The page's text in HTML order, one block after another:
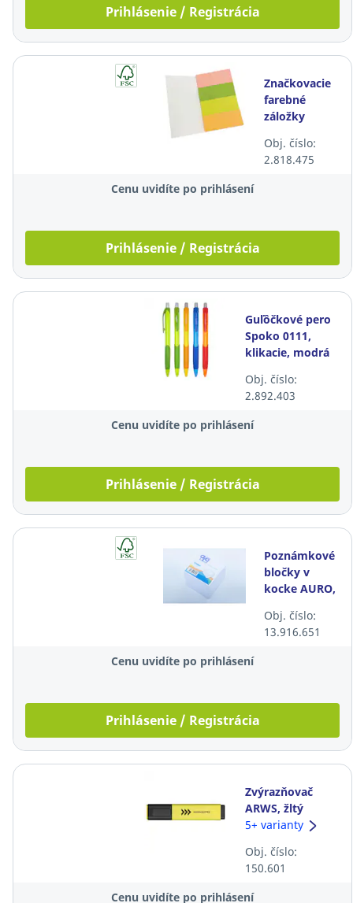
Prihlásenie / Registrácia
Značkovacie
farebné
záložky
50 mm
Obj. číslo:
2.818.475
Cenu uvidíte po prihlásení
Prihlásenie / Registrácia
Guľôčkové pero
Spoko 0111,
klikacie, modrá
Obj. číslo:
2.892.403
Cenu uvidíte po prihlásení
Prihlásenie / Registrácia
Poznámkové
bločky v
kocke AURO,
cm, 850
listov, biele
Obj. číslo:
13.916.651
Cenu uvidíte po prihlásení
Prihlásenie / Registrácia
Zvýrazňovač
ARWS, žltý
5+ varianty
Obj. číslo:
150.601
Cenu uvidíte po prihlásení